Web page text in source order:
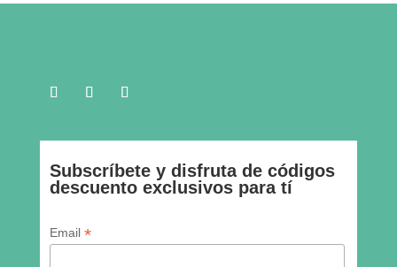
Subscríbete y disfruta de códigos
descuento exclusivos para tí
Email *